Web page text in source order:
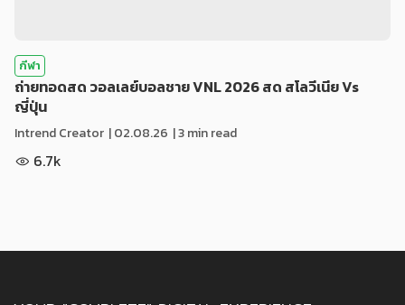
กีฬา
ถ่ายทอดสด วอลเลย์บอลชาย VNL 2026 สด สโลวีเนีย Vs
ญี่ปุ่น
Intrend Creator |02.08.26 | 3 min read
6.7k